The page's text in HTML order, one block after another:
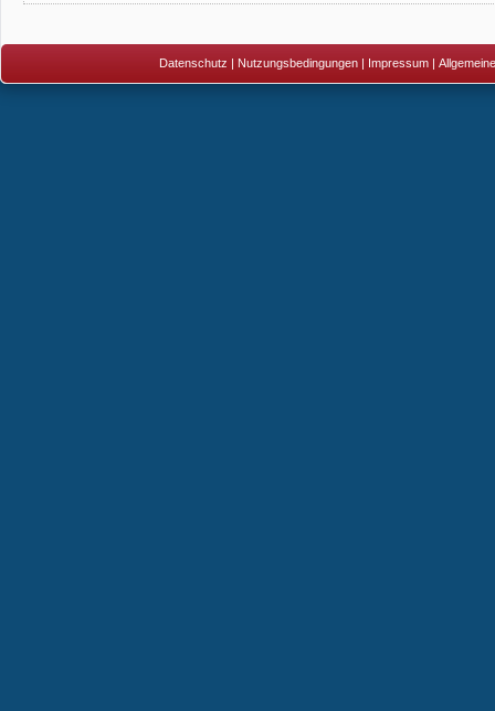
Datenschutz | Nutzungsbedingungen| Impressum|